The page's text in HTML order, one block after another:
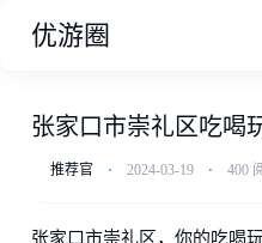
优游圈
张家口市崇礼区吃喝
推荐官 ⋅ 2024-03-19 ⋅ 400
张家口市崇礼区，你的吃喝